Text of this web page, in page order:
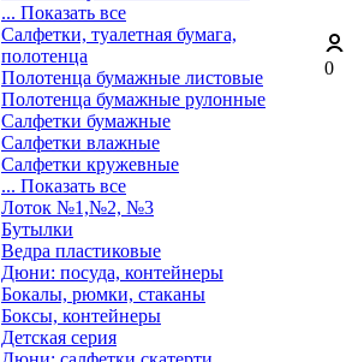
... Показать все
Салфетки, туалетная бумага,
полотенца
Полотенца бумажные листовые
Полотенца бумажные рулонные
Салфетки бумажные
Салфетки влажные
Салфетки кружевные
... Показать все
Лоток №1,№2, №3
Бутылки
Ведра пластиковые
Дюни: посуда, контейнеры
Бокалы, рюмки, стаканы
Боксы, контейнеры
Детская серия
0